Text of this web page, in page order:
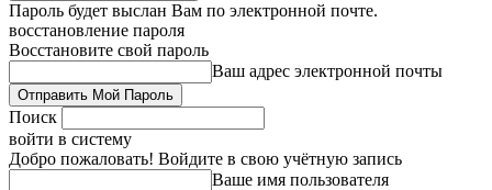
Пароль будет выслан Вам по электронной почте.
восстановление пароля
Восстановите свой пароль
Ваш адрес электронной почты
Поиск
войти в систему
Добро пожаловать! Войдите в свою учётную запись
Ваше имя пользователя